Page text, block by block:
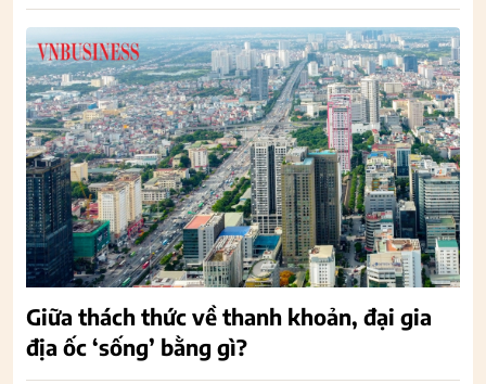
Giữa thách thức về thanh khoản, đại gia
địa ốc ‘sống’ bằng gì?